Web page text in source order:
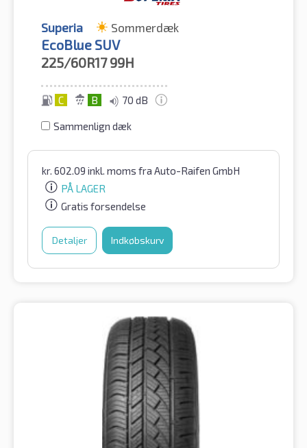
Superia Sommerdæk
EcoBlue SUV
225/60R17 99H
C B 70 dB
Sammenlign dæk
kr. 602.09 inkl. moms fra Auto-Raifen GmbH
PÅ LAGER
Gratis forsendelse
Detaljer Indkøbskurv